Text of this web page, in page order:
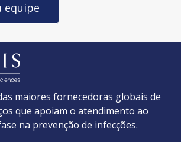
equipe
maiores fornecedoras globais de
que apoiam o atendimento ao
na prevenção de infecções.